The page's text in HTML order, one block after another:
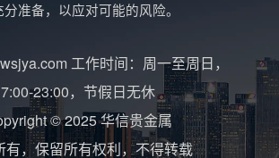
分准备，以应对可能的风险。
工作时间：周一至周日，
7:00-23:00，节假日无休
© 2025 华信贵金属
有，保留所有权利，不得转载